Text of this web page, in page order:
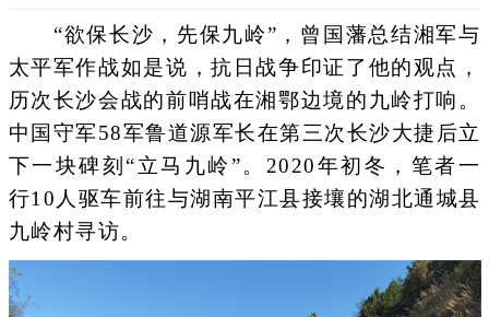
“欲保长沙，先保九岭”，曾国藩总结湘军与
太平军作战如是说，抗日战争印证了他的观点，
历次长沙会战的前哨战在湘鄂边境的九岭打响。
中国守军58军鲁道源军长在第三次长沙大捷后立
下一块碑刻“立马九岭”。2020年初冬，笔者一
行10人驱车前往与湖南平江县接壤的湖北通城县
九岭村寻访。